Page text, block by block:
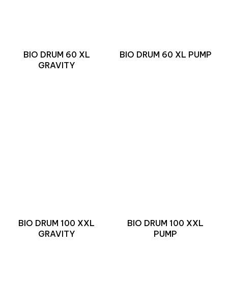
BIO DRUM 60 XL
GRAVITY
BIO DRUM 60 XL PUMP
BIO DRUM 100 XXL
GRAVITY
BIO DRUM 100 XXL
PUMP